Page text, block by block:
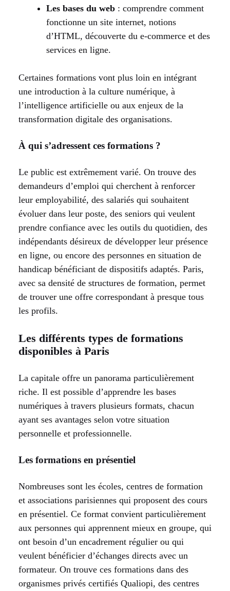
Les bases du web : comprendre comment
fonctionne un site internet, notions
d’HTML, découverte du e-commerce et des
services en ligne.
Certaines formations vont plus loin en intégrant
une introduction à la culture numérique, à
l’intelligence artificielle ou aux enjeux de la
transformation digitale des organisations.
À qui s’adressent ces formations ?
Le public est extrêmement varié. On trouve des
demandeurs d’emploi qui cherchent à renforcer
leur employabilité, des salariés qui souhaitent
évoluer dans leur poste, des seniors qui veulent
prendre confiance avec les outils du quotidien, des
indépendants désireux de développer leur présence
en ligne, ou encore des personnes en situation de
handicap bénéficiant de dispositifs adaptés. Paris,
avec sa densité de structures de formation, permet
de trouver une offre correspondant à presque tous
les profils.
Les différents types de formations
disponibles à Paris
La capitale offre un panorama particulièrement
riche. Il est possible d’apprendre les bases
numériques à travers plusieurs formats, chacun
ayant ses avantages selon votre situation
personnelle et professionnelle.
Les formations en présentiel
Nombreuses sont les écoles, centres de formation
et associations parisiennes qui proposent des cours
en présentiel. Ce format convient particulièrement
aux personnes qui apprennent mieux en groupe, qui
ont besoin d’un encadrement régulier ou qui
veulent bénéficier d’échanges directs avec un
formateur. On trouve ces formations dans des
organismes privés certifiés Qualiopi, des centres